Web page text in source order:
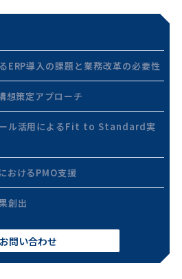
ERP導入の課題と業務改革の必要性
想策定アプローチ
ール活用によるFit to Standard実
おけるPMO支援
創出
お問い合わせ